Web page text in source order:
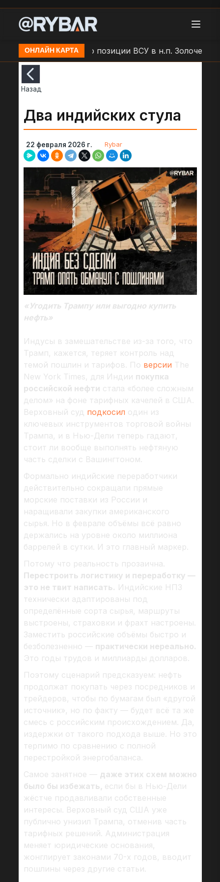
ОНЛАЙН КАРТА
БЛА "Молния" по позиции ВСУ в н.п. Золочев
Назад
Два индийских стула
22 февраля 2026 г. Rybar
«Угодить Трампу или выгодно купить
нефть»
Индусы в замешательстве из-за того, что
Трамп, кажется, теряет контроль над
темой пошлин и тарифов. По версии The
New York Times, для Индии покупка
российской нефти стала «более сложным
делом» на фоне тарифных качелей в США.
Верховный суд подкосил один из
ключевых инструментов торговой войны
Трампа, и в Нью-Дели теперь гадают,
стоит ли вообще выполнять нефтяную
часть сделки с Вашингтоном.
Формально индийские переработчики
действительно сокращали прямые
морские поставки из России и
наращивали закупки американского
сырья. Но в феврале объёмы всё равно
держались на уровне около миллиона
баррелей в сутки. И это главный маркер.
Потому что реальность прозаична.
Перестроить логистику и переработку —
это не твит написать. Индийские НПЗ
технически адаптированы под
определённые сорта сырья, маршруты
выстроены, страховки и фрахт настроены.
Заместить российские объёмы быстро и
безболезненно — практически нереально.
Это годы трудов и миллиарды долларов.
Поэтому сценарий предсказуем: нефть
продолжат покупать через посредников и
трейдеров, чтобы по бумагам был «другой
источник», но по факту — будет всё та же
смесь с российским происхождением. Да,
издержки от такого подхода выше. Но это
терпимо по сравнению с полной
перестройкой энергобаланса.
Самое занятное — даже этих схем можно
было бы избежать, если бы в Нью-Дели
жёстче продавливали собственные
интересы. Верховный суд США уже
публично унизил Трампа, отменив часть
тарифных решений. Администрация
меняет юридические основания,
жонглирует законами 70-х годов, вводит
пошлины через другие статьи.